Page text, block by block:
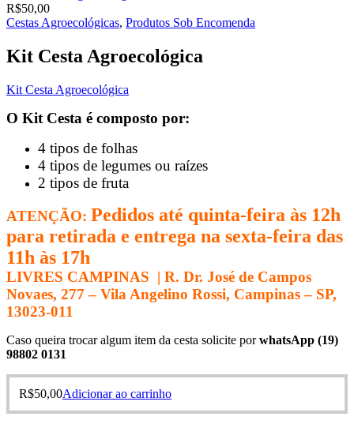
R$50,00
Cestas Agroecológicas, Produtos Sob Encomenda
Kit Cesta Agroecológica
Kit Cesta Agroecológica
O Kit Cesta é composto por:
4 tipos de folhas
4 tipos de legumes ou raízes
2 tipos de fruta
ATENÇÃO: Pedidos até quinta-feira às 12h
para retirada e entrega na sexta-feira das
11h às 17h
LIVRES CAMPINAS | R. Dr. José de Campos
Novaes, 277 – Vila Angelino Rossi, Campinas – SP,
13023-011
Caso queira trocar algum item da cesta solicite porwhatsApp (19)
98802 0131
R$50,00Adicionar ao carrinho